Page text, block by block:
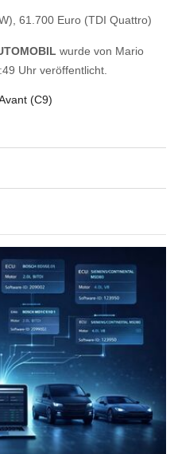
61.700 Euro (TDI Quattro)
wurde von Mario
Uhr veröffentlicht.
(C9)